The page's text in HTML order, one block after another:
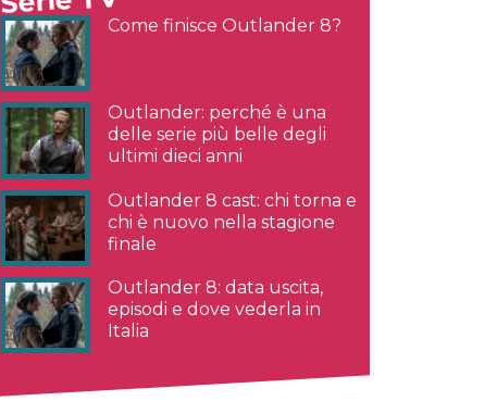
Come finisce Outlander 8?
Outlander: perché è una
delle serie più belle degli
ultimi dieci anni
Outlander 8 cast: chi torna e
chi è nuovo nella stagione
finale
Outlander 8: data uscita,
episodi e dove vederla in
Italia